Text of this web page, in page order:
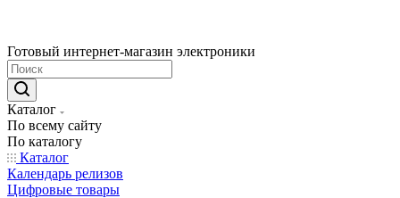
Готовый интернет-магазин электроники
Каталог
По всему сайту
По каталогу
Каталог
Календарь релизов
Цифровые товары